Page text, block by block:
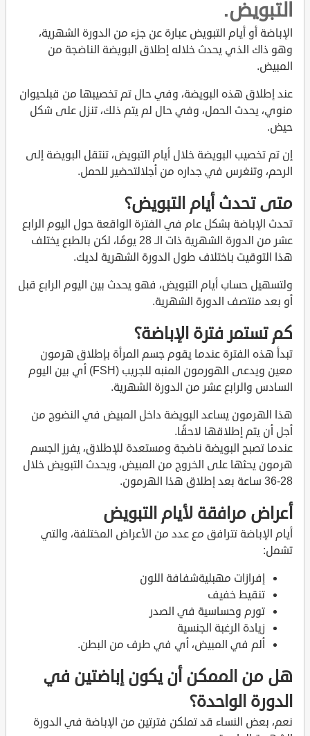
التبويض.
الإباضة أو أيام التبويض عبارة عن جزء من الدورة الشهرية،
وهو ذاك الذي يحدث خلاله إطلاق البويضة الناضجة من
المبيض.
عند إطلاق هذه البويضة، وفي حال تم تخصيبها من قبلحيوان
منوي، يحدث الحمل، وفي حال لم يتم ذلك، تنزل على شكل
حيض.
إن تم تخصيب البويضة خلال أيام التبويض، تنتقل البويضة إلى
الرحم، وتنغرس في جداره من أجلالتحضير للحمل.
متى تحدث أيام التبويض؟
تحدث الإباضة بشكل عام في الفترة الواقعة حول اليوم الرابع
عشر من الدورة الشهرية ذات الـ 28 يومًا، لكن بالطبع يختلف
هذا التوقيت باختلاف طول الدورة الشهرية لديك.
ولتسهيل حساب أيام التبويض، فهو يحدث بين اليوم الرابع قبل
أو بعد منتصف الدورة الشهرية.
كم تستمر فترة الإباضة؟
تبدأ هذه الفترة عندما يقوم جسم المرأة بإطلاق هرمون
معين ويدعى الهورمون المنبه للجريب (FSH) أي بين اليوم
السادس والرابع عشر من الدورة الشهرية.
هذا الهرمون يساعد البويضة داخل المبيض في النضوج من
أجل أن يتم إطلاقها لاحقًا.
عندما تصبح البويضة ناضجة ومستعدة للإطلاق، يفرز الجسم
هرمون يحثها على الخروج من المبيض، ويحدث التبويض خلال
28-36 ساعة بعد إطلاق هذا الهرمون.
أعراض مرافقة لأيام التبويض
أيام الإباضة تترافق مع عدد من الأعراض المختلفة، والتي
تشمل:
إفرازات مهبليةشفافة اللون
تنقيط خفيف
تورم وحساسية في الصدر
زيادة الرغبة الجنسية
ألم في المبيض، أي في طرف من البطن.
هل من الممكن أن يكون إباضتين في
الدورة الواحدة؟
نعم، بعض النساء قد تملكن فترتين من الإباضة في الدورة